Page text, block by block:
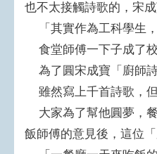
也不太接觸詩歌的，宋
「其實作為工科學生
食堂師傅一下子成了
為了圓宋成寶「廚師
雖然寫上千首詩歌，
大家為了幫他圓夢，
飯師傅的意見後，這位